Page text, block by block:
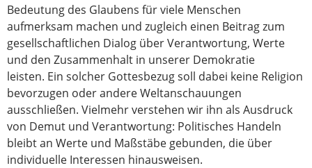
Bedeutung des Glaubens für viele Menschen
aufmerksam machen und zugleich einen Beitrag zum
gesellschaftlichen Dialog über Verantwortung, Werte
und den Zusammenhalt in unserer Demokratie
leisten. Ein solcher Gottesbezug soll dabei keine Religion
bevorzugen oder andere Weltanschauungen
ausschließen. Vielmehr verstehen wir ihn als Ausdruck
von Demut und Verantwortung: Politisches Handeln
bleibt an Werte und Maßstäbe gebunden, die über
individuelle Interessen hinausweisen.